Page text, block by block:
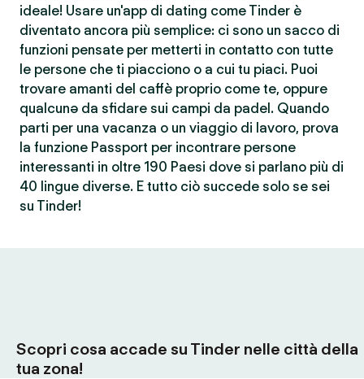
ideale! Usare un'app di dating come Tinder è
diventato ancora più semplice: ci sono un sacco di
funzioni pensate per metterti in contatto con tutte
le persone che ti piacciono o a cui tu piaci. Puoi
trovare amanti del caffè proprio come te, oppure
qualcunə da sfidare sui campi da padel. Quando
parti per una vacanza o un viaggio di lavoro, prova
la funzione Passport per incontrare persone
interessanti in oltre 190 Paesi dove si parlano più di
40 lingue diverse. E tutto ciò succede solo se sei
su Tinder!
Scopri cosa accade su Tinder nelle città della
tua zona!